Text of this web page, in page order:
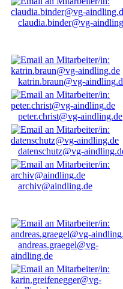
claudia.binder@vg-
katrin.braun@vg-
peter.christ@vg-aindling.de
datenschutz@vg-
archiv@aindling.de
andreas.graegel@vg-
aindling.de